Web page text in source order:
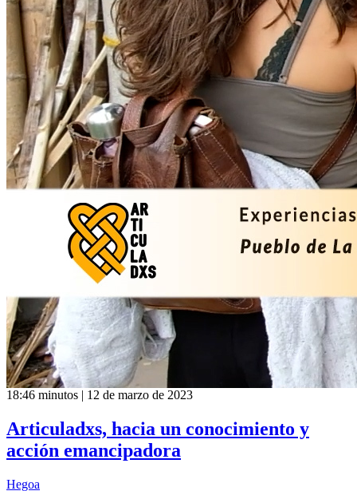
18:46 minutos | 12 de marzo de 2023
Articuladxs, hacia un conocimiento y
acción emancipadora
Hegoa